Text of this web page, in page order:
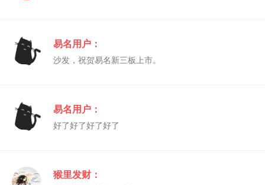
易名用户：
沙发，祝贺易名新三板上市。
易名用户：
好了好了好了好了
猴里发财：